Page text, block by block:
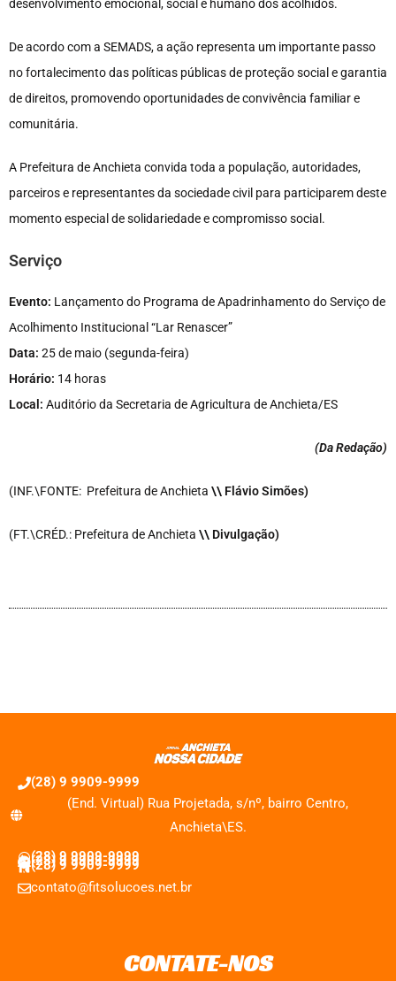
desenvolvimento emocional, social e humano dos acolhidos.
De acordo com a SEMADS, a ação representa um importante passo
no fortalecimento das políticas públicas de proteção social e garantia
de direitos, promovendo oportunidades de convivência familiar e
comunitária.
A Prefeitura de Anchieta convida toda a população, autoridades,
parceiros e representantes da sociedade civil para participarem deste
momento especial de solidariedade e compromisso social.
Serviço
Evento: Lançamento do Programa de Apadrinhamento do Serviço de
Acolhimento Institucional “Lar Renascer”
Data: 25 de maio (segunda-feira)
Horário: 14 horas
Local: Auditório da Secretaria de Agricultura de Anchieta/ES
(Da Redação)
(INF.\FONTE: Prefeitura de Anchieta \\ Flávio Simões)
(FT.\CRÉD.: Prefeitura de Anchieta \\ Divulgação)
(28) 9 9909-9999
(End. Virtual) Rua Projetada, s/nº, bairro Centro,
Anchieta\ES.
(28) 9 9909-9999
(28) 9 9909-9999
(28) 9 9909-9999
contato@fitsolucoes.net.br
CONTATE-NOS